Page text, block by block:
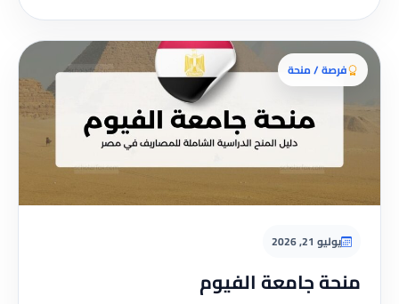
فرصة / منحة
يوليو 21, 2026
منحة جامعة الفيوم